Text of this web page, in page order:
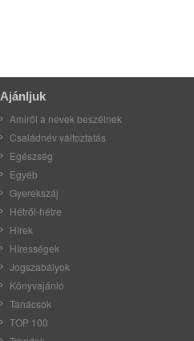
Ajánljuk
Amiről a nevek beszélnek
Családnév változtatás
Egészség
Egyéb
Gyerekszáj
Hétről-hétre
Hírek
Hírességek
Jogszabályok
Könyvajánló
Tanácsok
TOP 100